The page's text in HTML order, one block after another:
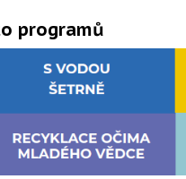
programů